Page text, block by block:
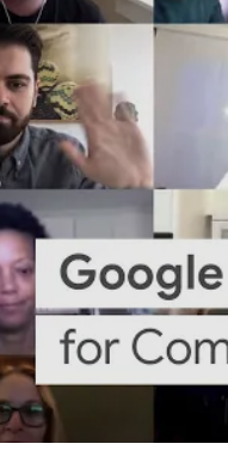
Meet. Необходимо
e-mail, регион
но для начала Вы
общение в
общения
общаться
и